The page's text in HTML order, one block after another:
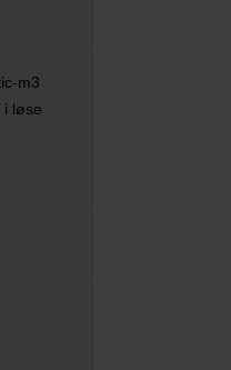
m3
i løse